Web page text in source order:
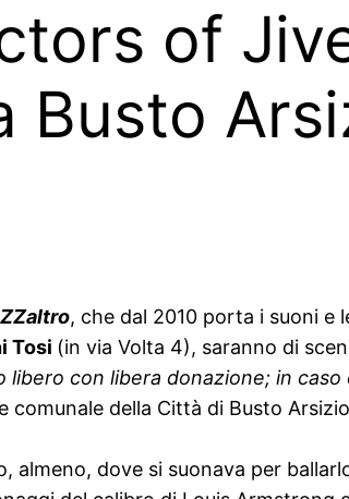
of
, che dal 2010 porta i suoni e
Tosi (in via Volta 4), saranno di
libero con libera donazione; in
della Città di Busto
dove si suonava per